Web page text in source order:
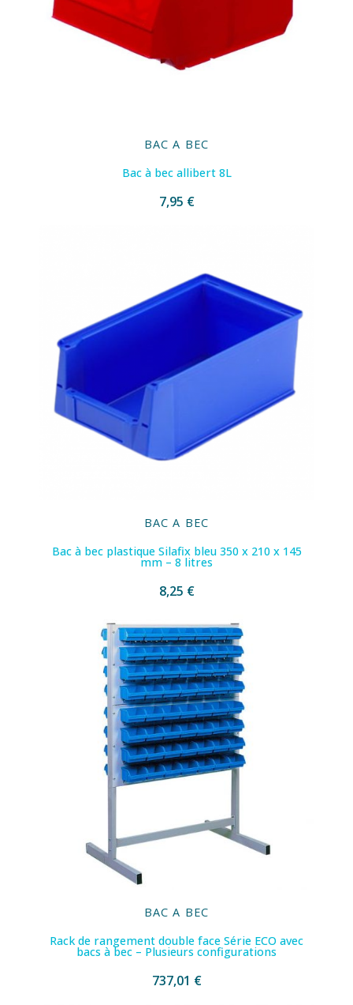
BAC A BEC
Bac à bec allibert 8L
7,95 €
BAC A BEC
Bac à bec plastique Silafix bleu 350 x 210 x 145
mm – 8 litres
8,25 €
BAC A BEC
Rack de rangement double face Série ECO avec
bacs à bec – Plusieurs configurations
737,01 €